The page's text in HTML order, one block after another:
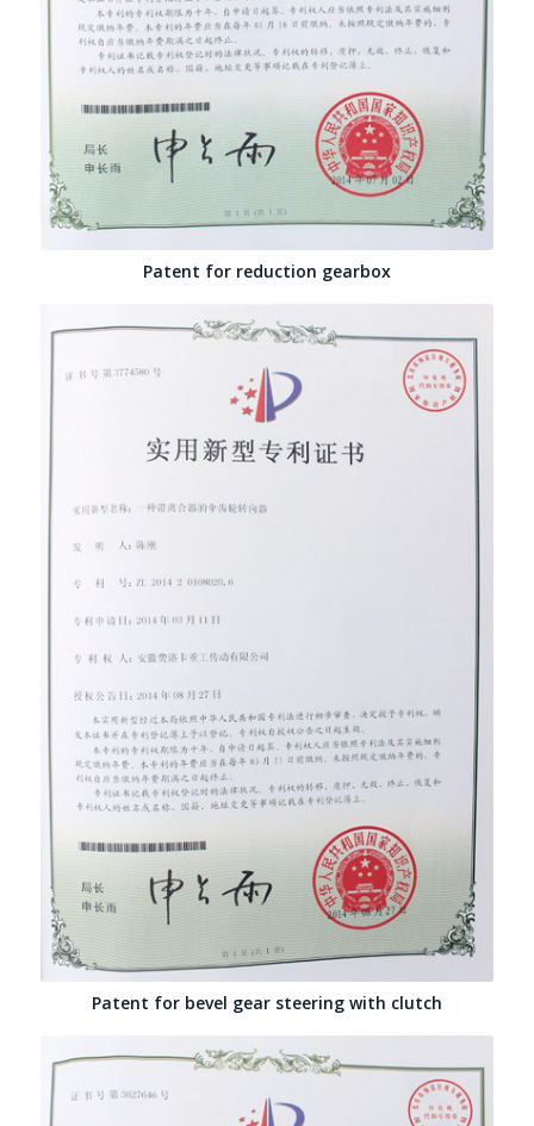
Patent for reduction gearbox
Patent for bevel gear steering with clutch